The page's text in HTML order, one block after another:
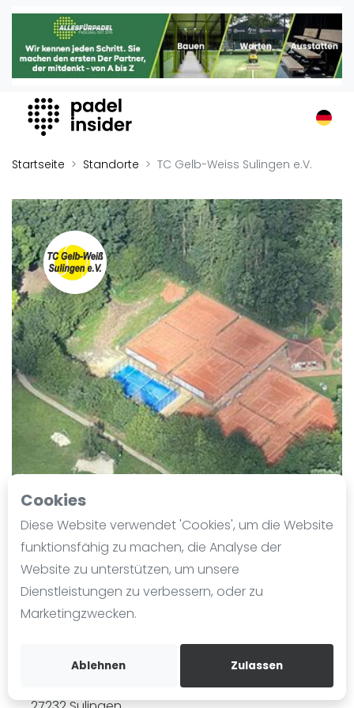
Cookies
Diese Website verwendet 'Cookies', um die Website
funktionsfähig zu machen, die Analyse der
Website zu unterstützen, um unsere
Dienstleistungen zu verbessern, oder zu
Marketingzwecken.
Ablehnen Zulassen
Padel Insider
Home
Organisationen
Buchungssysteme
Padel-Shops
Padelplatzbauer
Verschiedenes
Veranstaltungen
Turniere
International
Playtomic
Ranking
Männer
Frauen
FIP Männer
FIP Frauen
Blog
Die Geschichte von Padel
Regeln und Punktzählung
Padel Schläge
Video
Startseite Standorte TC Gelb-Weiss Sulingen e.V.
TC Gelb-Weiss Sulingen e.V.